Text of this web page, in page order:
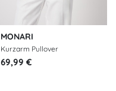
MONARI
Kurzarm Pullover
69,99 €